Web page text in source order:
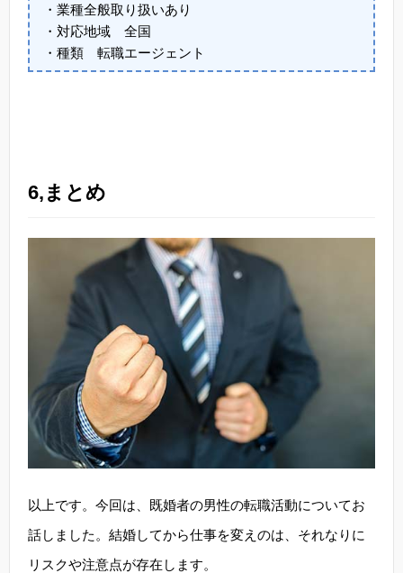
・業種全般取り扱いあり
・対応地域 全国
・種類 転職エージェント
6,まとめ
以上です。今回は、既婚者の男性の転職活動についてお
話しました。結婚してから仕事を変えのは、それなりに
リスクや注意点が存在します。